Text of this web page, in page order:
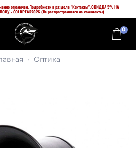
ограничен. Подробности в разделе "Контакты". СКИДКА 5% НА
- COLDPEAK2026 (Не распространяется на комплекты)
0
Оптика